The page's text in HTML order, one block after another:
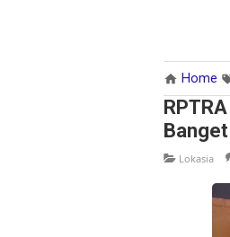
Home
Lokasia